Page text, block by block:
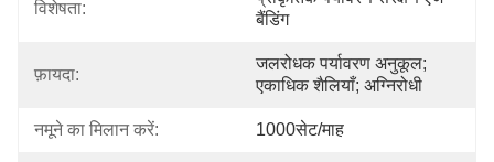
विशेषता:
बैंडिंग
फ़ायदा:
जलरोधक पर्यावरण अनुकूल;
एकाधिक शैलियाँ; अग्निरोधी
नमूने का मिलान करें: 1000सेट/माह